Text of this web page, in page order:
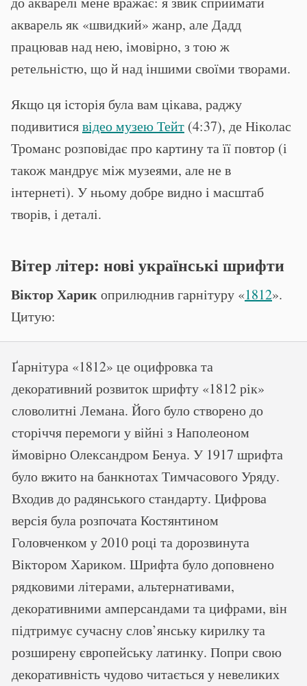
акварель як «швидкий» жанр, але Дадд
працював над нею, імовірно, з тою ж
ретельністю, що й над іншими своїми творами.
Якщо ця історія була вам цікава, раджу
подивитисявідео музею Тейт (4:37), де Ніколас
Троманс розповідає про картину та її повтор (і
також мандрує між музеями, але не в
інтернеті). У ньому добре видно і масштаб
творів, і деталі.
Вітер літер: нові українські шрифти
Віктор Харикоприлюднив гарнітуру «1812».
Цитую:
Ґарнітура «1812» це оцифровка та
декоративний розвиток шрифту «1812 рік»
словолитні Лемана. Його було створено до
сторіччя перемоги у війні з Наполеоном
ймовірно Олександром Бенуа. У 1917 шрифта
було вжито на банкнотах Тимчасового Уряду.
Входив до радянського стандарту. Цифрова
версія була розпочата Костянтином
Головченком у 2010 році та дорозвинута
Віктором Хариком. Шрифта було доповнено
рядковими літерами, альтернативами,
декоративними амперсандами та цифрами, він
підтримує сучасну слов’янську кирилку та
розширену європейську латинку. Попри свою
декоративність чудово читається у невеликих